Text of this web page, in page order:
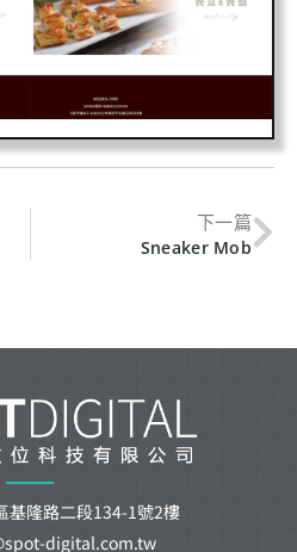
下一篇
Sneaker Mob
基隆路二段134-1號2樓
digital.com.tw